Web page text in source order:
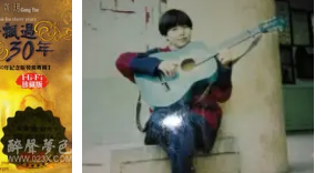
点播:42次